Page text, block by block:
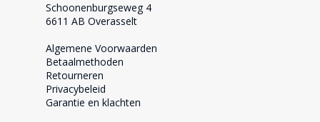
Schoonenburgseweg 4
6611 AB Overasselt
Algemene Voorwaarden
Betaalmethoden
Retourneren
Privacybeleid
Garantie en klachten